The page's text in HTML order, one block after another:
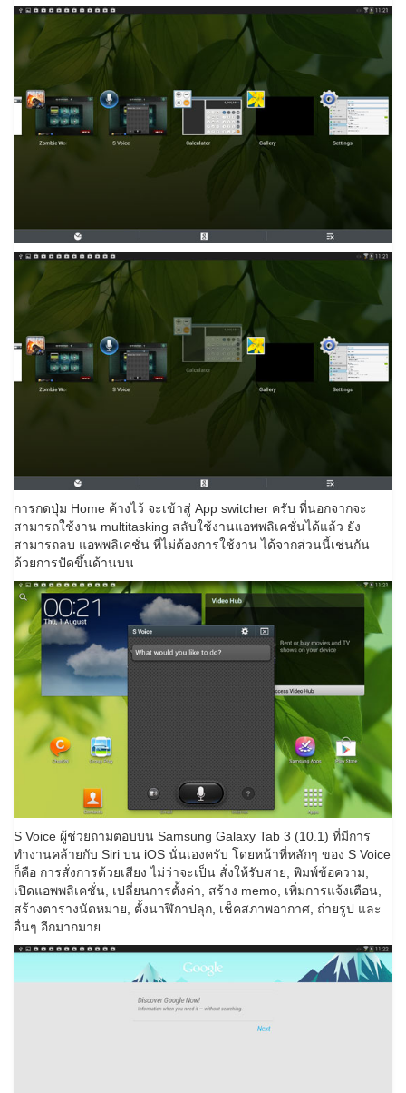
การกดปุ่ม Home ค้างไว้ จะเข้าสู่ App switcher ครับ ที่นอกจากจะ
สามารถใช้งาน multitasking สลับใช้งานแอพพลิเคชั่นได้แล้ว ยัง
สามารถลบ แอพพลิเคชั่น ที่ไม่ต้องการใช้งาน ได้จากส่วนนี้เช่นกัน
ด้วยการปัดขึ้นด้านบน
S Voice ผู้ช่วยถามตอบบน Samsung Galaxy Tab 3 (10.1) ที่มีการ
ทำงานคล้ายกับ Siri บน iOS นั่นเองครับ โดยหน้าที่หลักๆ ของ S Voice
ก็คือ การสั่งการด้วยเสียง ไม่ว่าจะเป็น สั่งให้รับสาย, พิมพ์ข้อความ,
เปิดแอพพลิเคชั่น, เปลี่ยนการตั้งค่า, สร้าง memo, เพิ่มการแจ้งเตือน,
สร้างตารางนัดหมาย, ตั้งนาฬิกาปลุก, เช็คสภาพอากาศ, ถ่ายรูป และ
อื่นๆ อีกมากมาย